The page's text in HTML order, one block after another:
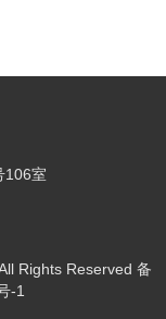
106室
Rights Reserved 备
-1